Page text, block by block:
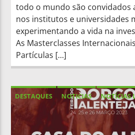
todo o mundo são convidados
nos institutos e universidades
experimentando a vida na
As Masterclasses
Partículas […]
DESTAQUES NOTICIAS
NOTÍCIAS
NOTÍCIAS NACIONAIS